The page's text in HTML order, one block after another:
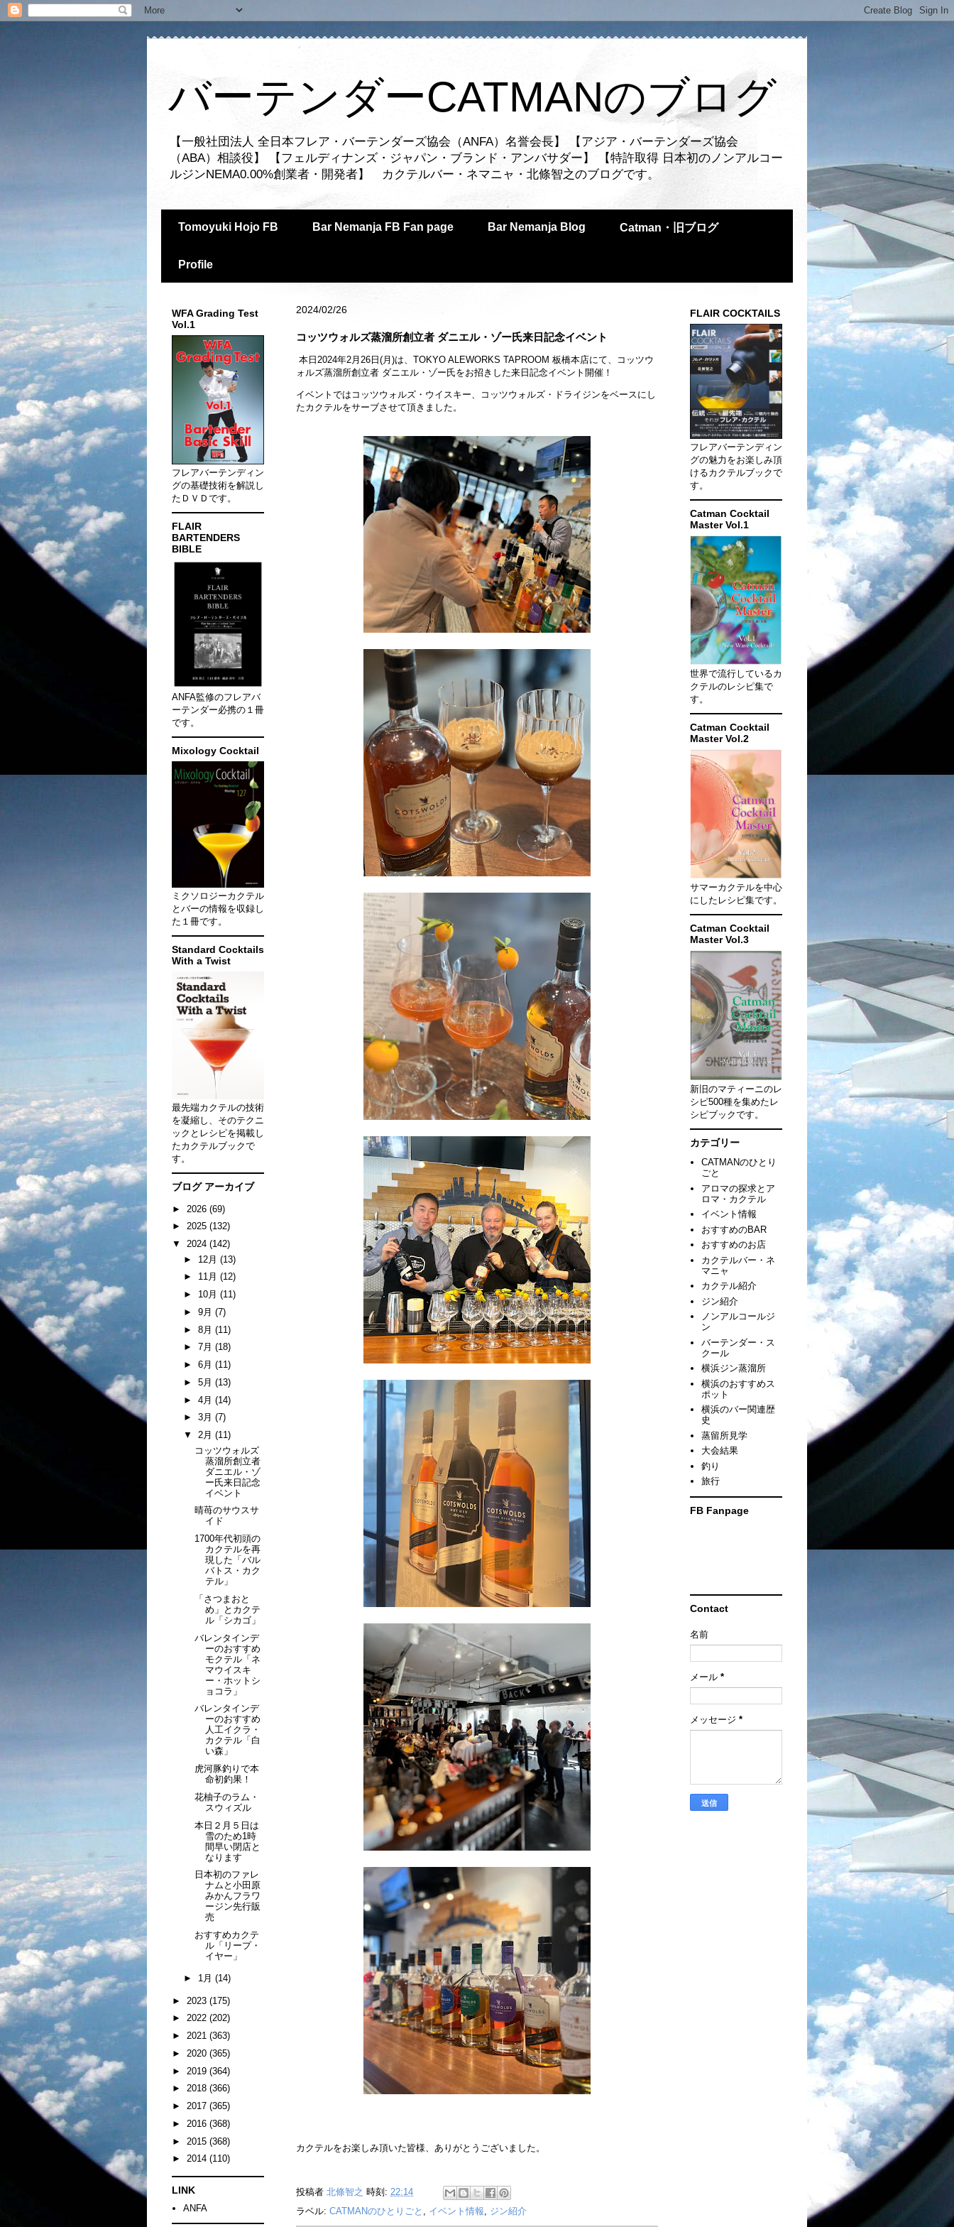
バーテンダーCATMANのブログ
【一般社団法人 全日本フレア・バーテンダーズ協会（ANFA）名誉会長】 【アジア・バーテンダーズ協会
（ABA）相談役】 【フェルディナンズ・ジャパン・ブランド・アンバサダー】 【特許取得 日本初のノンアルコー
ルジンNEMA0.00%創業者・開発者】 カクテルバー・ネマニャ・北條智之のブログです。
Tomoyuki Hojo FB Bar Nemanja FB Fan page Bar Nemanja Blog Catman・旧ブログ
Profile
2024/02/26
コッツウォルズ蒸溜所創立者 ダニエル・ゾー氏来日記念イベント
本日2024年2月26日(月)は、TOKYO ALEWORKS TAPROOM 板橋本店にて、コッツウ
ォルズ蒸溜所創立者 ダニエル・ゾー氏をお招きした来日記念イベント開催！
イベントではコッツウォルズ・ウイスキー、コッツウォルズ・ドライジンをベースにし
たカクテルをサーブさせて頂きました。
カクテルをお楽しみ頂いた皆様、ありがとうございました。
投稿者 北條智之 時刻: 22:14
ラベル: CATMANのひとりごと , イベント情報, ジン紹介
WFA Grading Test
Vol.1
フレアバーテンディン
グの基礎技術を解説し
たＤＶＤです。
FLAIR
BARTENDERS
BIBLE
ANFA監修のフレアバ
ーテンダー必携の１冊
です。
Mixology Cocktail
ミクソロジーカクテル
とバーの情報を収録し
た１冊です。
Standard Cocktails
With a Twist
最先端カクテルの技術
を凝縮し、そのテクニ
ックとレシピを掲載し
たカクテルブックで
す。
ブログ アーカイブ
► 2026 (69)
► 2025 (132)
▼ 2024 (142)
► 12月 (13)
► 11月 (12)
► 10月 (11)
► 9月 (7)
► 8月 (11)
► 7月 (18)
► 6月 (11)
► 5月 (13)
► 4月 (14)
► 3月 (7)
▼ 2月 (11)
コッツウォルズ
蒸溜所創立者
ダニエル・ゾ
ー氏来日記念
イベント
晴苺のサウスサ
イド
1700年代初頭の
カクテルを再
現した「バル
バトス・カク
テル」
「さつまおと
め」とカクテ
ル「シカゴ」
バレンタインデ
ーのおすすめ
モクテル「ネ
マウイスキ
ー・ホットシ
ョコラ」
バレンタインデ
ーのおすすめ
人工イクラ・
カクテル「白
い森」
虎河豚釣りで本
命初釣果！
花柚子のラム・
スウィズル
本日２月５日は
雪のため1時
間早い閉店と
なります
日本初のファレ
ナムと小田原
みかんフラワ
ージン先行販
売
おすすめカクテ
ル「リープ・
イヤー」
► 1月 (14)
► 2023 (175)
► 2022 (202)
► 2021 (363)
► 2020 (365)
► 2019 (364)
► 2018 (366)
► 2017 (365)
► 2016 (368)
► 2015 (368)
► 2014 (110)
LINK
ANFA
FLAIR COCKTAILS
フレアバーテンディン
グの魅力をお楽しみ頂
けるカクテルブックで
す。
Catman Cocktail
Master Vol.1
世界で流行しているカ
クテルのレシピ集で
す。
Catman Cocktail
Master Vol.2
サマーカクテルを中心
にしたレシピ集です。
Catman Cocktail
Master Vol.3
新旧のマティーニのレ
シピ500種を集めたレ
シピブックです。
カテゴリー
CATMANのひとり
ごと
アロマの探求とア
ロマ・カクテル
イベント情報
おすすめのBAR
おすすめのお店
カクテルバー・ネ
マニャ
カクテル紹介
ジン紹介
ノンアルコールジ
ン
バーテンダー・ス
クール
横浜ジン蒸溜所
横浜のおすすめス
ポット
横浜のバー関連歴
史
蒸留所見学
大会結果
釣り
旅行
FB Fanpage
Contact
名前
メール *
メッセージ *